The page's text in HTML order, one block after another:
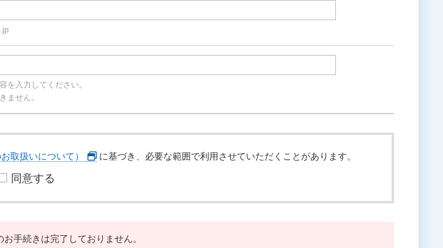
を入力してください。
ません。
取扱いについて） に基づき、必要な範囲で利用させていただくことがあります。
同意する
手続きは完了しておりません。